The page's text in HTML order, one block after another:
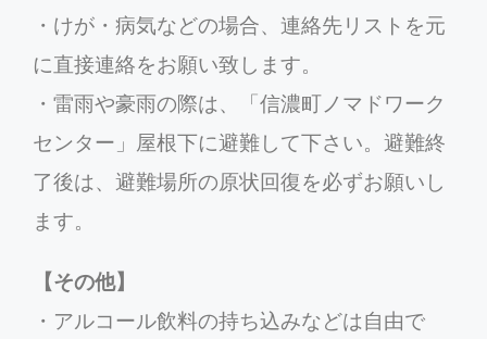
・けが・病気などの場合、連絡先リストを元
に直接連絡をお願い致します。
・雷雨や豪雨の際は、「信濃町ノマドワーク
センター」屋根下に避難して下さい。避難終
了後は、避難場所の原状回復を必ずお願いし
ます。
【その他】
・アルコール飲料の持ち込みなどは自由で